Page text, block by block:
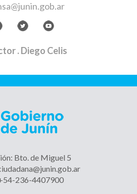
. Diego Celis
Bto. de Miguel 5
236-4407900